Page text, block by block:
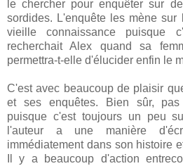
le chercher pour enquêter sur
sordides. L'enquête les mène
vieille connaissance puisque
recherchait Alex quand sa
permettra-t-elle d'élucider enfin le
C'est avec beaucoup de plaisir
et ses enquêtes. Bien sûr, pas
puisque c'est toujours un peu
l'auteur a une manière
immédiatement dans son histoire
Il y a beaucoup d'action